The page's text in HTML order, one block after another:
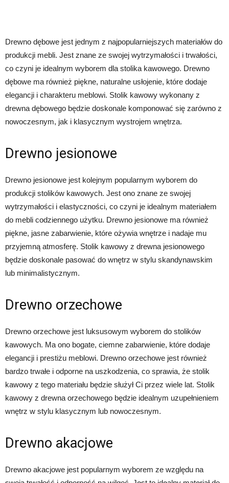
Drewno dębowe jest jednym z najpopularniejszych materiałów do
produkcji mebli. Jest znane ze swojej wytrzymałości i trwałości,
co czyni je idealnym wyborem dla stolika kawowego. Drewno
dębowe ma również piękne, naturalne usłojenie, które dodaje
elegancji i charakteru meblowi. Stolik kawowy wykonany z
drewna dębowego będzie doskonale komponować się zarówno z
nowoczesnym, jak i klasycznym wystrojem wnętrza.
Drewno jesionowe
Drewno jesionowe jest kolejnym popularnym wyborem do
produkcji stolików kawowych. Jest ono znane ze swojej
wytrzymałości i elastyczności, co czyni je idealnym materiałem
do mebli codziennego użytku. Drewno jesionowe ma również
piękne, jasne zabarwienie, które ożywia wnętrze i nadaje mu
przyjemną atmosferę. Stolik kawowy z drewna jesionowego
będzie doskonale pasować do wnętrz w stylu skandynawskim
lub minimalistycznym.
Drewno orzechowe
Drewno orzechowe jest luksusowym wyborem do stolików
kawowych. Ma ono bogate, ciemne zabarwienie, które dodaje
elegancji i prestiżu meblowi. Drewno orzechowe jest również
bardzo trwałe i odporne na uszkodzenia, co sprawia, że stolik
kawowy z tego materiału będzie służył Ci przez wiele lat. Stolik
kawowy z drewna orzechowego będzie idealnym uzupełnieniem
wnętrz w stylu klasycznym lub nowoczesnym.
Drewno akacjowe
Drewno akacjowe jest popularnym wyborem ze względu na